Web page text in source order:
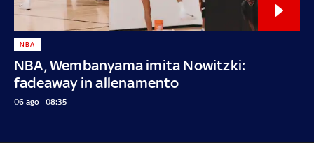
NBA, Wembanyama imita Nowitzki:
fadeaway in allenamento
NBA
06 ago - 08:35